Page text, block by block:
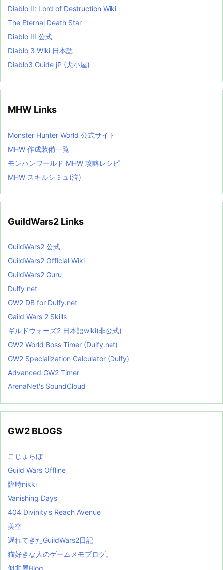
Diablo II: Lord of Destruction Wiki
The Eternal Death Star
Diablo III 公式
Diablo 3 Wiki 日本語
Diablo3 Guide jP (犬小屋)
MHW Links
Monster Hunter World 公式サイト
MHW 作成装備一覧
モンハンワールド MHW 攻略レシピ
MHW スキルシミュ(泣)
GuildWars2 Links
GuildWars2 公式
GuildWars2 Official Wiki
GuildWars2 Guru
Dulfy net
GW2 DB for Dulfy.net
Gaild Wars 2 Skills
ギルドウォーズ2 日本語wiki(非公式)
GW2 World Boss Timer (Dulfy.net)
GW2 Specialization Calculator (Dulfy)
Advanced GW2 Timer
ArenaNet's SoundCloud
GW2 BLOGS
こじょらぼ
Guild Wars Offline
臨時nikki
Vanishing Days
404 Divinity's Reach Avenue
美空
遅れてきたGuildWars2日記
猫好きな人のゲームメモブログ。
似非屋Blog